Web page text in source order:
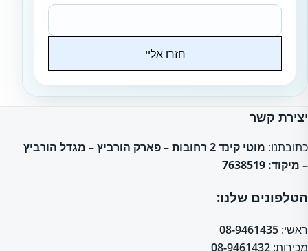
חזרו אליי
יצירת קשר
כתובתנו:
מוטי קינד 2 רחובות – פארק הורביץ – מגדל הורביץ
– מיקוד: 7638519
הטלפונים שלנו:
ראשי: 08-9461435
מכירות: 08-9461432